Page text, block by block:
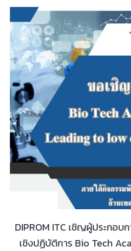
DIPROM ITC เชิญผู้ประกอบ
เชิงปฏิบัติการ Bio Tech